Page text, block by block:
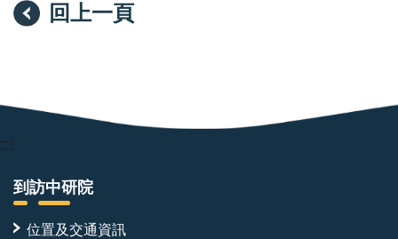
回上一頁
:::
到訪中研院
位置及交通資訊